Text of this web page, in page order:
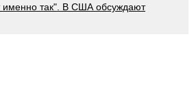
именно так". В США обсуждают